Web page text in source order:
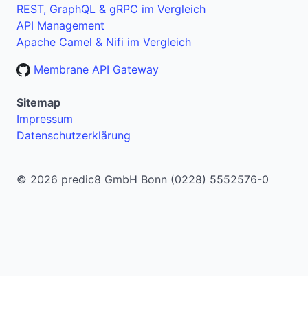
REST, GraphQL & gRPC im Vergleich
API Management
Apache Camel & Nifi im Vergleich
Membrane API Gateway
Sitemap
Impressum
Datenschutzerklärung
© 2026 predic8 GmbH Bonn (0228) 5552576-0